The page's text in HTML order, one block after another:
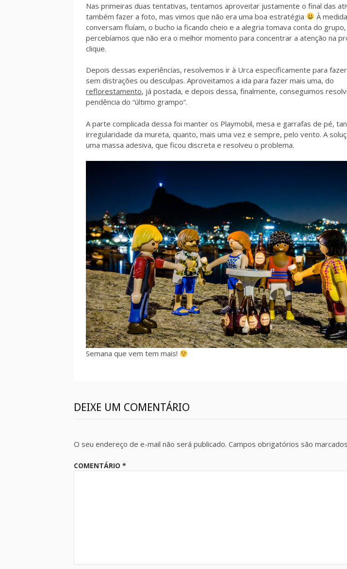
Nas primeiras duas tentativas, tentamos aproveitar justamente o final das
também fazer a foto, mas vimos que não era uma boa estratégia
À
conversam fluíam, o bucho ia ficando cheio e a alegria tomava conta do grupo,
percebíamos que não era o melhor momento para concentrar a atenção na
clique.
Depois dessas experiências, resolvemos ir à Urca especificamente para
sem distrações ou desculpas. Aproveitamos a ida para fazer mais uma, do
reflorestamento, já postada, e depois dessa, finalmente, conseguimos
pendência do “último grampo”.
A parte complicada dessa foi manter os Playmobil, mesa e garrafas de pé,
irregularidade da mureta, quanto, mais uma vez e sempre, pelo vento. A
uma massa adesiva, que ficou discreta e resolveu o problema.
Semana que vem tem mais!
DEIXE UM COMENTÁRIO
O seu endereço de e-mail não será publicado. Campos obrigatórios são
COMENTÁRIO *